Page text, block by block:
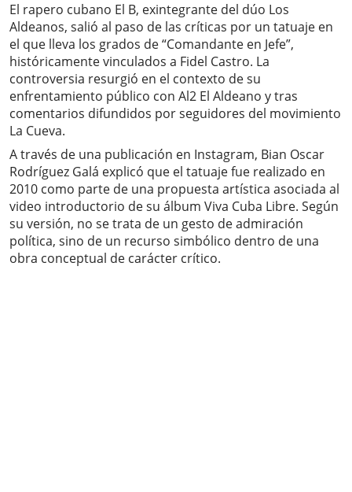
El rapero cubano El B, exintegrante del dúo Los
Aldeanos, salió al paso de las críticas por un tatuaje en
el que lleva los grados de “Comandante en Jefe”,
históricamente vinculados a Fidel Castro. La
controversia resurgió en el contexto de su
enfrentamiento público con Al2 El Aldeano y tras
comentarios difundidos por seguidores del movimiento
La Cueva.
A través de una publicación en Instagram, Bian Oscar
Rodríguez Galá explicó que el tatuaje fue realizado en
2010 como parte de una propuesta artística asociada al
video introductorio de su álbum Viva Cuba Libre. Según
su versión, no se trata de un gesto de admiración
política, sino de un recurso simbólico dentro de una
obra conceptual de carácter crítico.